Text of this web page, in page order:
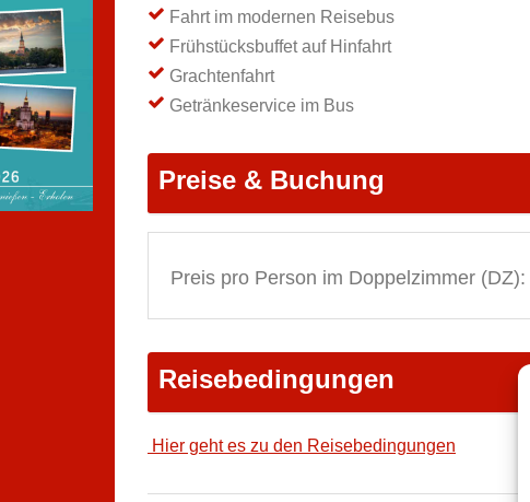
Fahrt im modernen Reisebus
Frühstücksbuffet auf Hinfahrt
Grachtenfahrt
Getränkeservice im Bus
Preise & Buchung
Preis pro Person im Doppelzimmer (DZ):
Reisebedingungen
Hier geht es zu den Reisebedingungen